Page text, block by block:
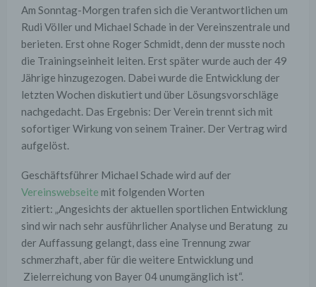
Am Sonntag-Morgen trafen sich die Verantwortlichen um
Rudi Völler und Michael Schade in der Vereinszentrale und
berieten. Erst ohne Roger Schmidt, denn der musste noch
die Trainingseinheit leiten. Erst später wurde auch der 49
Jährige hinzugezogen. Dabei wurde die Entwicklung der
letzten Wochen diskutiert und über Lösungsvorschläge
nachgedacht. Das Ergebnis: Der Verein trennt sich mit
sofortiger Wirkung von seinem Trainer. Der Vertrag wird
aufgelöst.
Geschäftsführer Michael Schade wird auf der
Vereinswebseite mit folgenden Worten
zitiert: „Angesichts der aktuellen sportlichen Entwicklung
sind wir nach sehr ausführlicher Analyse und Beratung zu
der Auffassung gelangt, dass eine Trennung zwar
schmerzhaft, aber für die weitere Entwicklung und
Zielerreichung von Bayer 04 unumgänglich ist“.